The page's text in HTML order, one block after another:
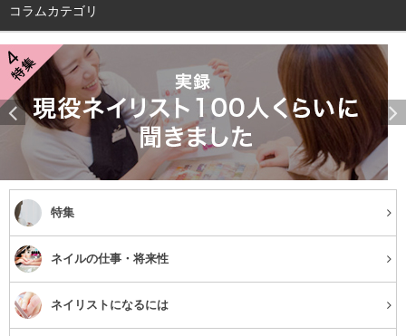
コラムカテゴリ
特集
ネイルの仕事・将来性
ネイリストになるには